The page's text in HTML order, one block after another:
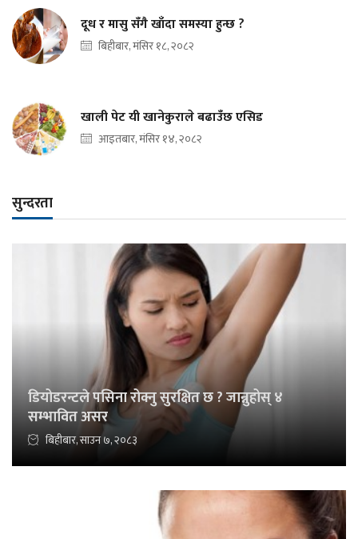
दूध र मासु सँगै खाँदा समस्या हुन्छ ?
बिहीबार, मंसिर १८, २०८२
खाली पेट यी खानेकुराले बढाउँछ एसिड
आइतबार, मंसिर १४, २०८२
सुन्दरता
डियोडरन्टले पसिना रोक्नु सुरक्षित छ ? जान्नुहोस् ४
सम्भावित असर
बिहीबार, साउन ७, २०८३